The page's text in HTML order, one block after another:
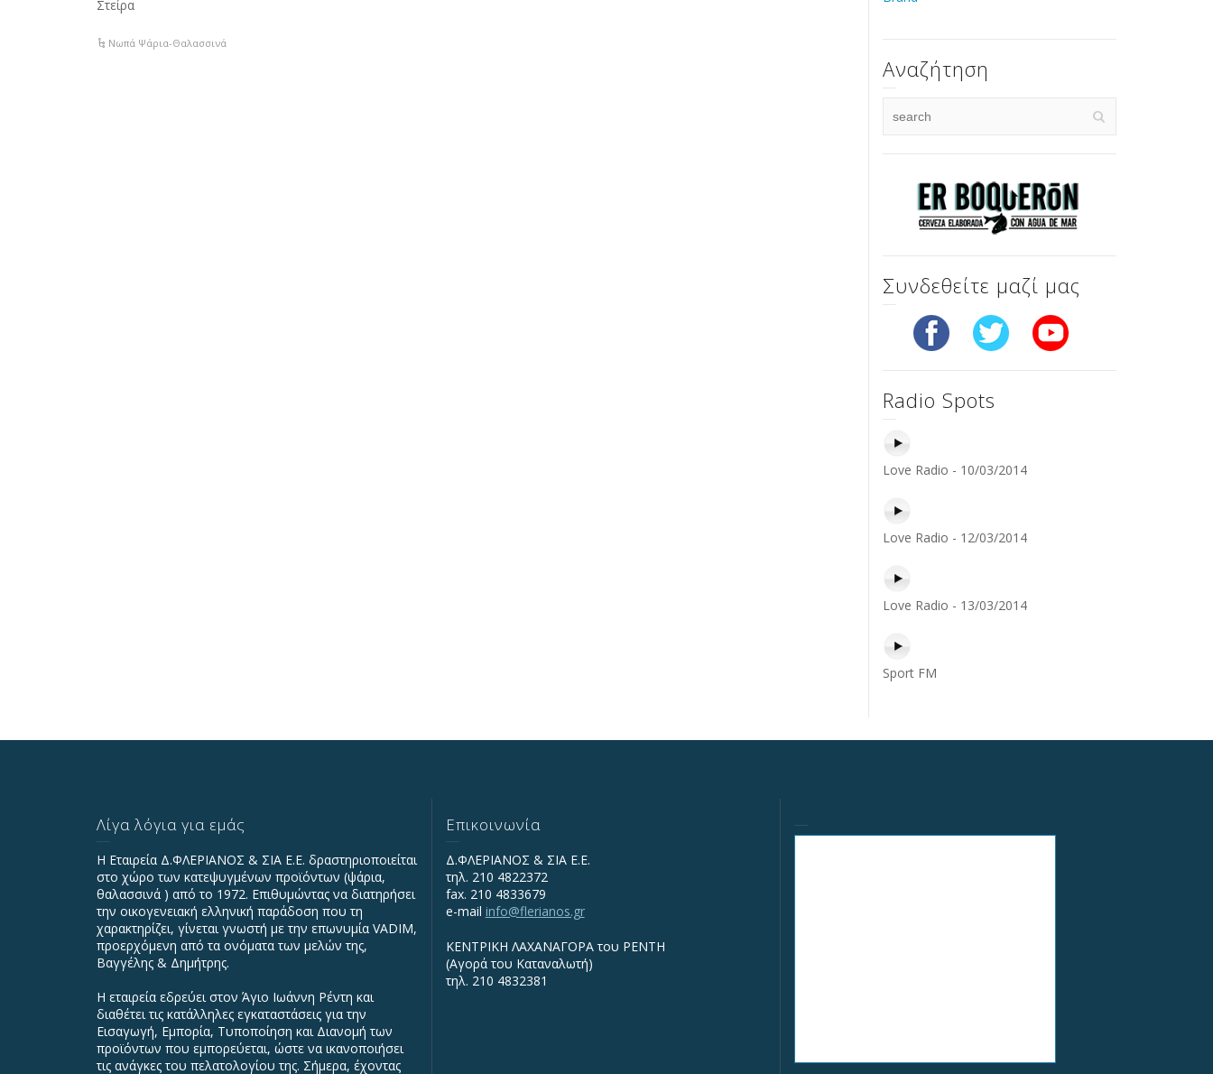
Στείρα
Νωπά Ψάρια-Θαλασσινά
Αναζήτηση
Συνδεθείτε μαζί μας
Radio Spots
Love Radio - 10/03/2014
Love Radio - 12/03/2014
Love Radio - 13/03/2014
Sport FM
Λίγα λόγια για εμάς
Η Εταιρεία Δ.ΦΛΕΡΙΑΝΟΣ & ΣΙΑ Ε.Ε. δραστηριοποιείται
στο χώρο των κατεψυγμένων προϊόντων (ψάρια,
θαλασσινά ) από το 1972. Επιθυμώντας να διατηρήσει
την οικογενειακή ελληνική παράδοση που τη
χαρακτηρίζει, γίνεται γνωστή με την επωνυμία VADIΜ,
προερχόμενη από τα ονόματα των μελών της,
Βαγγέλης & Δημήτρης.
Η εταιρεία εδρεύει στον Άγιο Ιωάννη Ρέντη και
διαθέτει τις κατάλληλες εγκαταστάσεις για την
Εισαγωγή, Εμπορία, Τυποποίηση και Διανομή των
προϊόντων που εμπορεύεται, ώστε να ικανοποιήσει
τις ανάγκες του πελατολογίου της. Σήμερα, έχοντας
Επικοινωνία
Δ.ΦΛΕΡΙΑΝΟΣ & ΣΙΑ Ε.Ε.
τηλ. 210 4822372
fax. 210 4833679
e-mail info@flerianos.gr
ΚΕΝΤΡΙΚΗ ΛΑΧΑΝΑΓΟΡΑ του ΡΕΝΤΗ
(Αγορά του Καταναλωτή)
τηλ. 210 4832381